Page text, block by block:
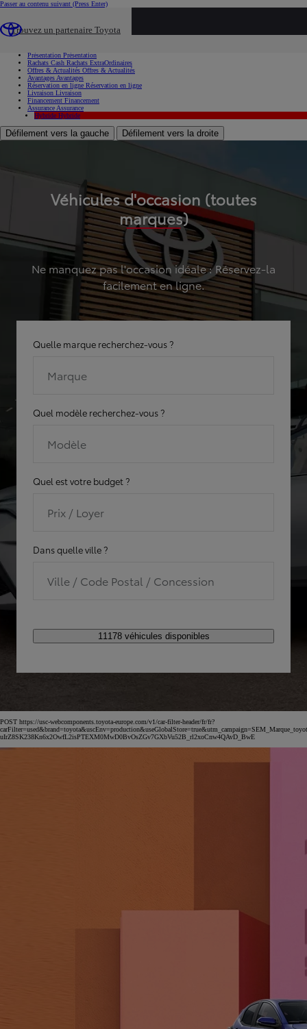
Passer au contenu suivant (Press Enter)
Trouvez un partenaire Toyota
Présentation Présentation
Rachats Cash Rachats ExtraOrdinaires
Offres & Actualités Offres & Actualités
Avantages Avantages
Réservation en ligne Réservation en ligne
Livraison Livraison
Financement Financement
Assurance Assurance
Hybride Hybride
Défilement vers la gauche Défilement vers la droite
Véhicules d'occasion (toutes
marques)
Ne manquez pas l'occasion idéale : Réservez-la
facilement en ligne.
Quelle marque recherchez-vous ?
Marque
Quel modèle recherchez-vous ?
Modèle
Quel est votre budget ?
Prix / Loyer
Dans quelle ville ?
Ville / Code Postal / Concession
11178 véhicules disponibles
POST https://usc-webcomponents.toyota-europe.com/v1/car-filter-header/fr/fr?
uIrZ8SK238Kn6x2OwfL2isPTEXM0MwD0BvOsZGv7GXbVu52B_rl2xoCnw4QAvD_BwE